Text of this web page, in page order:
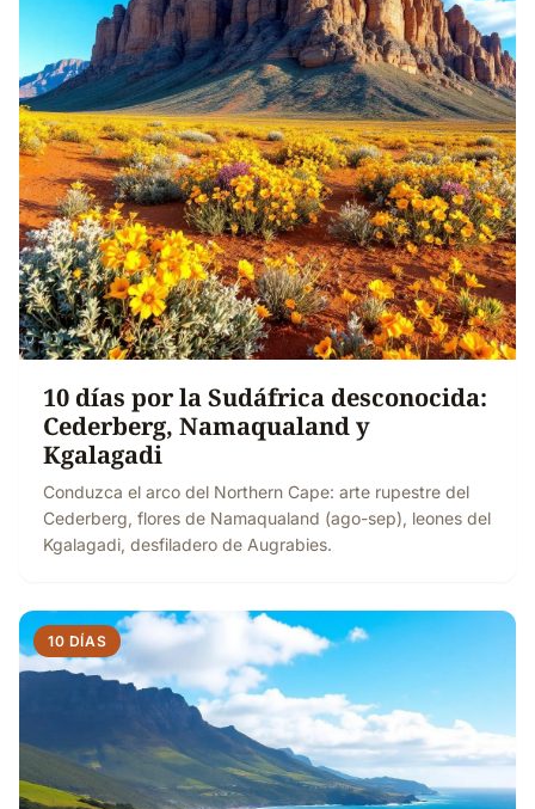
10 días por la Sudáfrica desconocida:
Cederberg, Namaqualand y
Kgalagadi
Conduzca el arco del Northern Cape: arte rupestre del
Cederberg, flores de Namaqualand (ago-sep), leones del
Kgalagadi, desfiladero de Augrabies.
10 DÍAS